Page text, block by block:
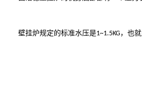
壁挂炉规定的标准水压是1~1.5KG，也